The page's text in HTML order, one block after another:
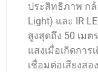
ประสิทธิภาพ ก
Light) และ IR
สูงสุดถึง 50 เมต
แสงเมื่อเกิดกา
เชื่อมต่อเสียงสอ